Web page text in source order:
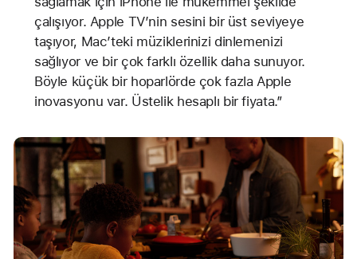
çalışıyor. Apple TV’nin sesini bir üst seviyeye
taşıyor, Mac’teki müziklerinizi dinlemenizi
sağlıyor ve bir çok farklı özellik daha sunuyor.
Böyle küçük bir hoparlörde çok fazla Apple
inovasyonu var. Üstelik hesaplı bir fiyata.”